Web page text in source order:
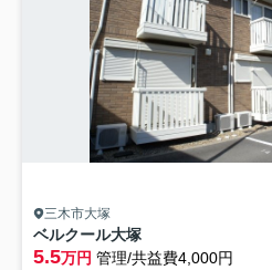
三木市大塚
ベルクール大塚
5.5万円 管理/共益費4,000円